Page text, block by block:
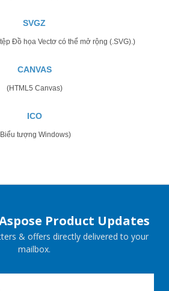
SVGZ
Đồ họa Vectơ có thể mở rộng (.SVG).)
CANVAS
(HTML5 Canvas)
ICO
tượng Windows)
Product Updates
& offers directly delivered to your
mailbox.